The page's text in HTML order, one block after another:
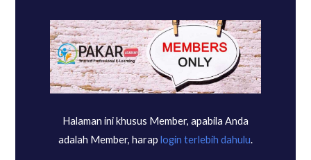
Halaman ini khusus Member, apabila Anda
adalah Member, harap login terlebih dahulu.